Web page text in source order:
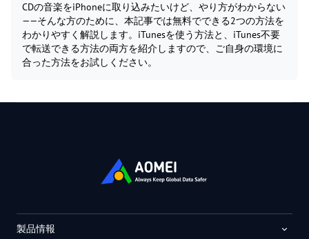
CDの音楽をiPhoneに取り込みたいけど、やり方がわからない
——そんな方のために、本記事では無料でできる2つの方法を
わかりやすく解説します。iTunesを使う方法と、iTunes不要
で転送できる方法の両方を紹介しますので、ご自身の環境に
合った方法をお試しください。
製品情報